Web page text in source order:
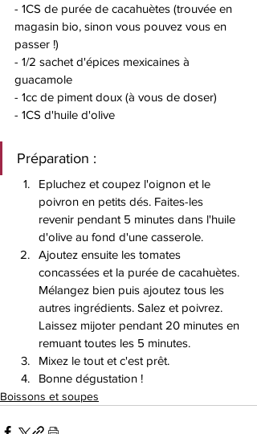
- 1CS de purée de cacahuètes (trouvée en
magasin bio, sinon vous pouvez vous en
passer !)
- 1/2 sachet d'épices mexicaines à
guacamole
- 1cc de piment doux (à vous de doser)
- 1CS d'huile d'olive
Préparation :
Epluchez et coupez l'oignon et le
poivron en petits dés. Faites-les
revenir pendant 5 minutes dans l'huile
d'olive au fond d'une casserole.
Ajoutez ensuite les tomates
concassées et la purée de cacahuètes.
Mélangez bien puis ajoutez tous les
autres ingrédients. Salez et poivrez.
Laissez mijoter pendant 20 minutes en
remuant toutes les 5 minutes.
Mixez le tout et c'est prêt.
Bonne dégustation !
Boissons et soupes